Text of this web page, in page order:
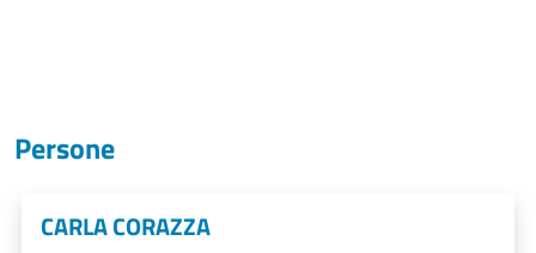
Persone
CARLA CORAZZA